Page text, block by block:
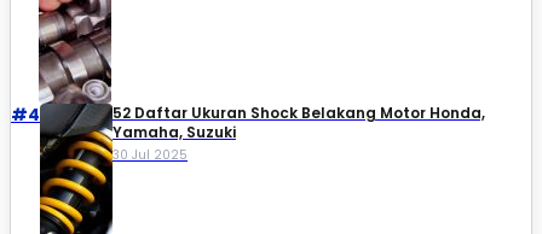
#4
52 Daftar Ukuran Shock Belakang Motor Honda,
Yamaha, Suzuki​
30 Jul 2025